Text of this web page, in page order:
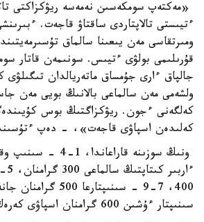
«مەكتەپ سومكەسىن نەمەسە ريۋكزاكتى
ءتيىستى تالاپتاردى ساقتاۋ قاجەت.
ومىرتقاسى مەن يىعىنا سالماق
قۇرىلىمى بولۋى ءتيىس. سونىمەن قاتار
جالپاق ءارى جۇمساق ماتەريالدان
ولشەمى مەن سالماعى بالانىڭ بويى مەن
كەلىدەن اسپاۋى قاجەت»، - دەپ
ونىڭ سوزىنە
400، 7-9 - سىنىپتارعا
سىنىپتار ءۇشىن 600 گرامنان اسپاۋى كەرەك.